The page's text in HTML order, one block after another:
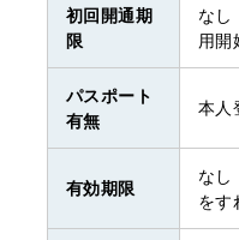
初回開通期
限
な
用開
パスポート
有無
本人
有効期限
な
をす